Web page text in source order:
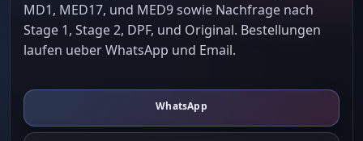
MD1, MED17, und MED9 sowie Nachfrage nach
Stage 1, Stage 2, DPF, und Original. Bestellungen
laufen ueber WhatsApp und Email.
WhatsApp